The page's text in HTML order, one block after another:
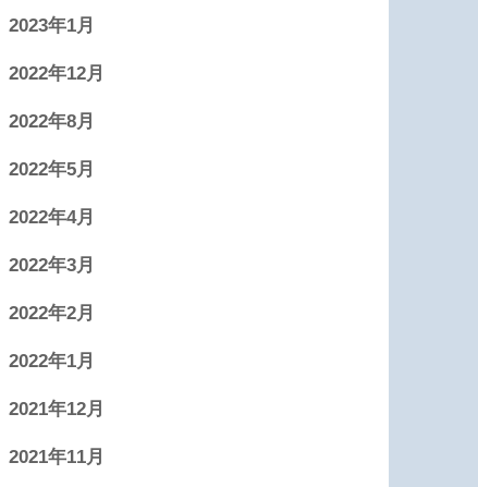
2023年1月
2022年12月
2022年8月
2022年5月
2022年4月
2022年3月
2022年2月
2022年1月
2021年12月
2021年11月